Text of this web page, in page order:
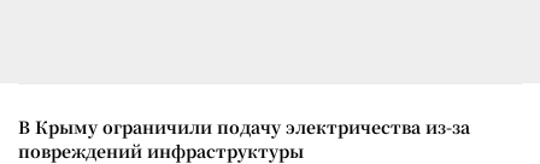
В Крыму ограничили подачу электричества из-за
повреждений инфраструктуры